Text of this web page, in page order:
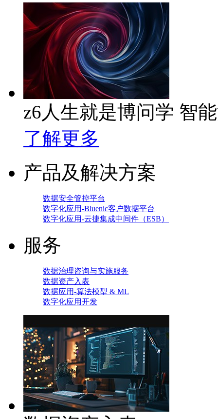
z6人生就是博问学 智
了解更多
产品及解决方案
数据安全管控平台
数字化应用-Bluenic客户数据平台
数字化应用-云捷集成中间件（ESB）
服务
数据治理咨询与实施服务
数据资产入表
数据应用-算法模型 & ML
数字化应用开发